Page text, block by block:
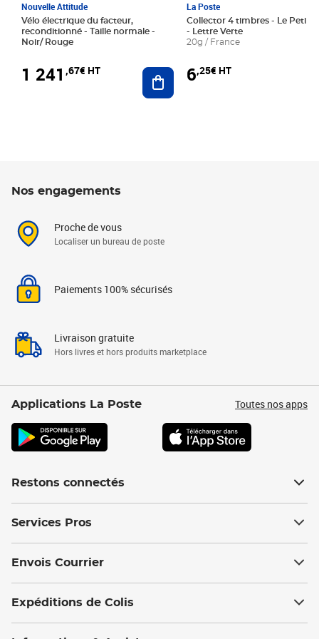
Nouvelle Attitude
Vélo électrique du facteur,
reconditionné - Taille normale -
Noir/ Rouge
1 241 ,67€ HT Ajouter au panier
La Poste
Collector 4 timbres - Le Petit
- Lettre Verte
20g / France
6,25€ HT
Nos engagements
Proche de vous
Localiser un bureau de poste
Paiements 100% sécurisés
Livraison gratuite
Hors livres et hors produits marketplace
Applications La Poste Toutes nos apps
Restons connectés
Services Pros
Envois Courrier
Expéditions de Colis